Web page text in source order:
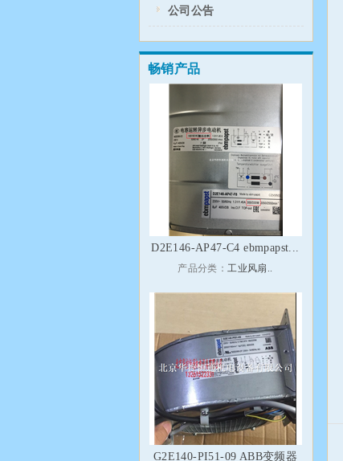
公司公告
畅销产品
D2E146-AP47-C4 ebmpapst...
产品分类：工业风扇..
G2E140-PI51-09 ABB变频器